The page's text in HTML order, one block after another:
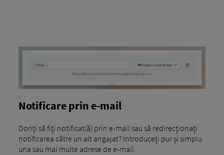
Notificare prin e-mail
Doriți să fiți notificat(ă) prin e-mail sau să redirecționați
notificarea către un alt angajat? Introduceți pur și simplu
una sau mai multe adrese de e-mail.